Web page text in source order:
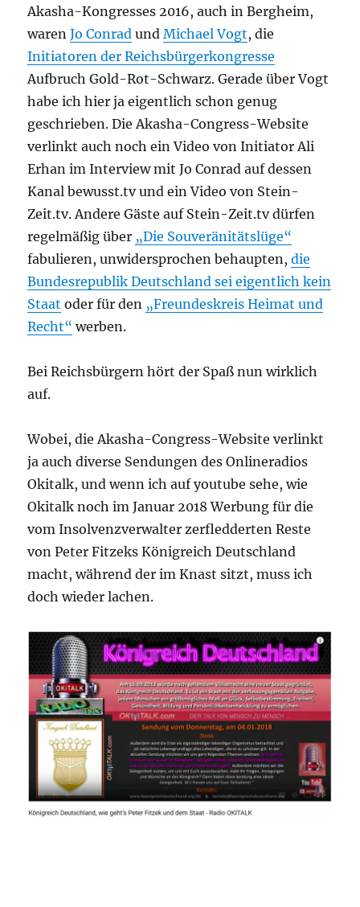
Akasha-Kongresses 2016, auch in Bergheim,
warenJo Conrad undMichael Vogt, die
Initiatoren der Reichsbürgerkongresse
Aufbruch Gold-Rot-Schwarz. Gerade über Vogt
habe ich hier ja eigentlich schon genug
geschrieben. Die Akasha-Congress-Website
verlinkt auch noch ein Video von Initiator Ali
Erhan im Interview mit Jo Conrad auf dessen
Kanal bewusst.tv und ein Video von Stein-
Zeit.tv. Andere Gäste auf Stein-Zeit.tv dürfen
regelmäßig über „Die Souveränitätslüge“
fabulieren, unwidersprochen behaupten,die
Bundesrepublik Deutschland sei eigentlich kein
Staat oder für den „Freundeskreis Heimat und
Recht“ werben.
Bei Reichsbürgern hört der Spaß nun wirklich
auf.
Wobei, die Akasha-Congress-Website verlinkt
ja auch diverse Sendungen des Onlineradios
Okitalk, und wenn ich auf youtube sehe, wie
Okitalk noch im Januar 2018 Werbung für die
vom Insolvenzverwalter zerfledderten Reste
von Peter Fitzeks Königreich Deutschland
macht, während der im Knast sitzt, muss ich
doch wieder lachen.